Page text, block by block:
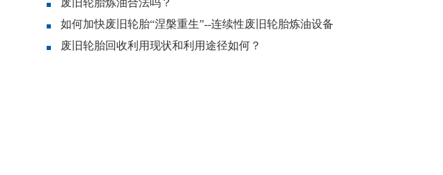
废旧轮胎炼油合法吗？
如何加快废旧轮胎“涅槃重生”--连续性废旧轮胎炼油设备
废旧轮胎回收利用现状和利用途径如何？